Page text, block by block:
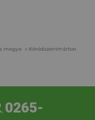
megye Kóródszentmárton
, 0265-